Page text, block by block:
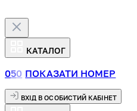
КАТАЛОГ
050 ПОКАЗАТИ НОМЕР
ВХІД В ОСОБИСТИЙ КАБІНЕТ